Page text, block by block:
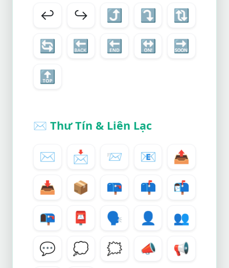
↩️
↪️ ⤴️ ⤵️
🔃
🔄
🔙 🔚 🔛
🔜
🔝
✉️ Thư Tín & Liên Lạc
✉️ 📩 📨 📧
📤
📥
📦 📪 📫
📬
📭
📮 🗣️ 👤
👥
💬
💭 🗯️ 📣
📢